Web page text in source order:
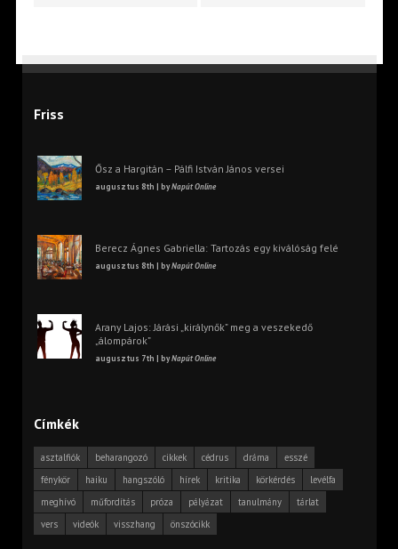
Friss
Ősz a Hargitán – Pálfi István János versei
augusztus 8th | byNapút Online
Berecz Ágnes Gabriella: Tartozás egy kiválóság felé
augusztus 8th | byNapút Online
Arany Lajos: Járási „királynők” meg a veszekedő
„álompárok”
augusztus 7th | byNapút Online
Címkék
asztalfiók beharangozó cikkek cédrus dráma
esszé
fénykör
haiku hangszóló hírek kritika körkérdés
levélfa
meghívó
műfordítás próza pályázat tanulmány
tárlat
vers
videók visszhang önszócikk